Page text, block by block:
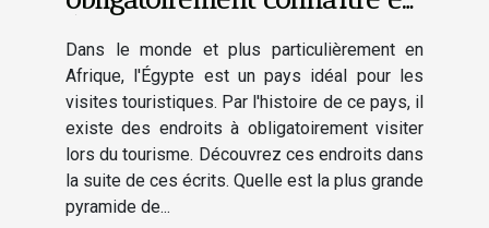
Dans le monde et plus particulièrement en
Afrique, l'Égypte est un pays idéal pour les
visites touristiques. Par l'histoire de ce pays, il
existe des endroits à obligatoirement visiter
lors du tourisme. Découvrez ces endroits dans
la suite de ces écrits. Quelle est la plus grande
pyramide de...